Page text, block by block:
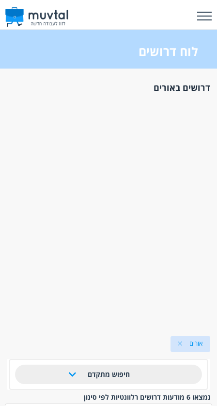
לוח דרושים
דרושים באורים
אורים
חיפוש מתקדם
נמצאו 6 מודעות דרושים רלוונטיות לפי סינון